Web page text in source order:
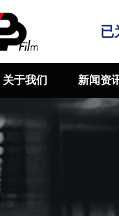
已
关于我们 新闻资